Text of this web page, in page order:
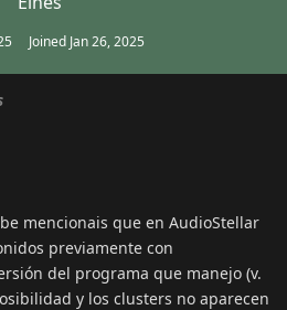
Joined Jan 26, 2025
mencionais que en AudioStellar
previamente con
del programa que manejo (v.
y los clusters no aparecen